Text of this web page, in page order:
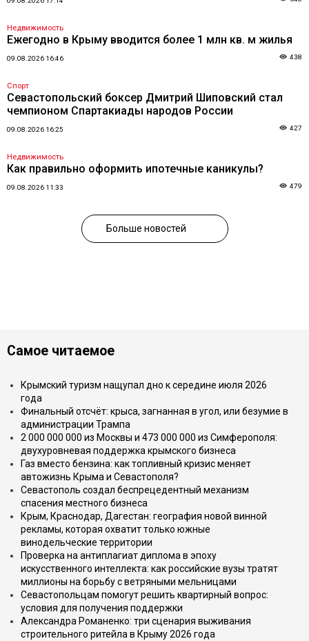
Недвижимость
Ежегодно в Крыму вводится более 1 млн кв. м жилья
09.08.2026 16:46 438
Спорт
Севастопольский боксер Дмитрий Шиповский стал
чемпионом Спартакиады народов России
09.08.2026 16:25 427
Недвижимость
Как правильно оформить ипотечные каникулы?
09.08.2026 11:33 479
Больше новостей
Самое читаемое
Крымский туризм нащупал дно к середине июля 2026
года
Финальный отсчёт: крыса, загнанная в угол, или безумие в
администрации Трампа
2 000 000 000 из Москвы и 473 000 000 из Симферополя:
двухуровневая поддержка крымского бизнеса
Газ вместо бензина: как топливный кризис меняет
автожизнь Крыма и Севастополя?
Севастополь создал беспрецедентный механизм
спасения местного бизнеса
Крым, Краснодар, Дагестан: география новой винной
рекламы, которая охватит только южные
винодельческие территории
Проверка на антиплагиат диплома в эпоху
искусственного интеллекта: как российские вузы тратят
миллионы на борьбу с ветряными мельницами
Севастопольцам помогут решить квартирный вопрос:
условия для получения поддержки
Александра Романенко: три сценария выживания
строительного ритейла в Крыму 2026 года